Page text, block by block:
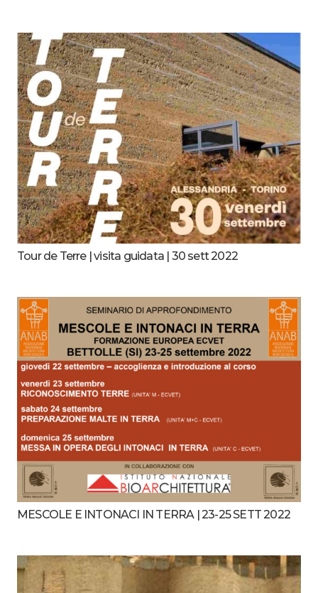
Tour de Terre | visita guidata | 30 sett 2022
MESCOLE E INTONACI IN TERRA | 23-25 SETT 2022